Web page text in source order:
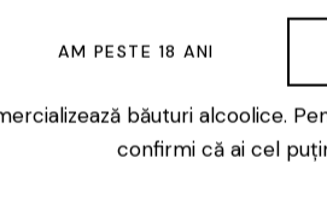
productia vinicola a fost
afla vinaria, strugurii au o
si dotarea cramei
de struguri pe sezon, din
pe Standardele
vinicol.
AM PESTE 18 ANI
băuturi alcoolice.
confirmi că ai cel